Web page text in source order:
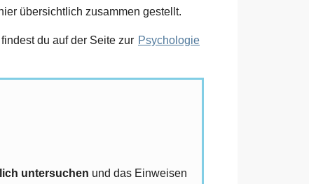
übersichtlich zusammen gestellt.
du auf der Seite zur Psychologie
untersuchen und das Einweisen